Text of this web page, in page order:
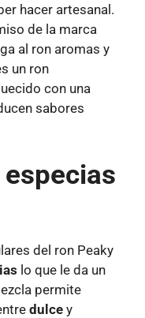
hacer artesanal.
de la marca
al ron aromas y
un ron
con una
sabores
del ron Peaky
lo que le da un
permite
dulce y